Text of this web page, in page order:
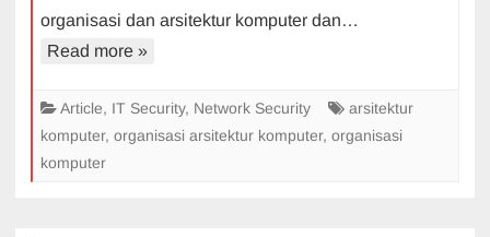
organisasi dan arsitektur komputer dan…
Read more »
Article, IT Security, Network Security
arsitektur
komputer, organisasi arsitektur komputer, organisasi
komputer